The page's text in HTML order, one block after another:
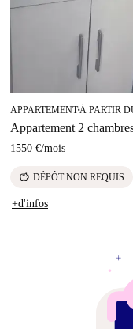
APPARTEMENT■À PARTIR
Appartement 2
1550 €/mois
savings DÉPÔT NON REQUIS
+d'infos